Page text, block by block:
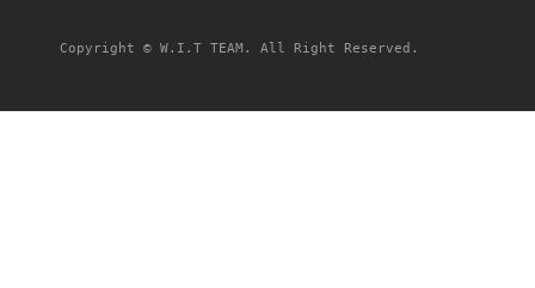
Copyright © W.I.T TEAM. All Right Reserved.